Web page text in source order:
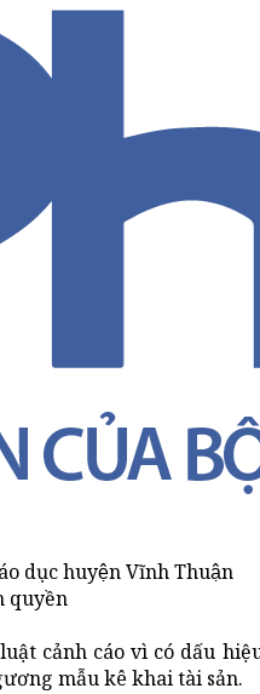
dục huyện Vĩnh Thuận
quyền
cảnh cáo vì có dấu
mẫu kê khai tài sản.